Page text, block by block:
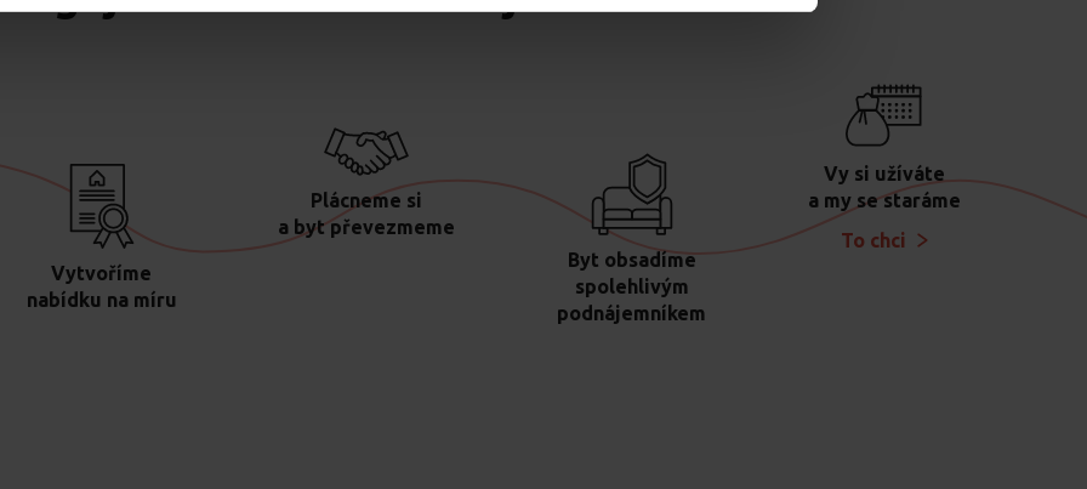
Vytvoříme
nabídku na míru
Plácneme si
a byt převezmeme
Byt obsadíme
spolehlivým
podnájemníkem
Vy si užíváte
a my se staráme
To chci